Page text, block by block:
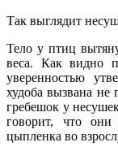
Так выглядит
Тело у птиц
веса. Как видно
уверенностью
худоба вызвана
гребешок у
говорит, что они
цыпленка во